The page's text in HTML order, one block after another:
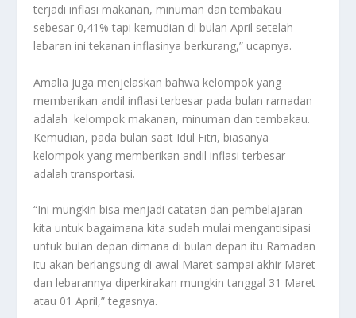
terjadi inflasi makanan, minuman dan tembakau
sebesar 0,41% tapi kemudian di bulan April setelah
lebaran ini tekanan inflasinya berkurang,” ucapnya.
Amalia juga menjelaskan bahwa kelompok yang
memberikan andil inflasi terbesar pada bulan ramadan
adalah kelompok makanan, minuman dan tembakau.
Kemudian, pada bulan saat Idul Fitri, biasanya
kelompok yang memberikan andil inflasi terbesar
adalah transportasi.
“Ini mungkin bisa menjadi catatan dan pembelajaran
kita untuk bagaimana kita sudah mulai mengantisipasi
untuk bulan depan dimana di bulan depan itu Ramadan
itu akan berlangsung di awal Maret sampai akhir Maret
dan lebarannya diperkirakan mungkin tanggal 31 Maret
atau 01 April,” tegasnya.